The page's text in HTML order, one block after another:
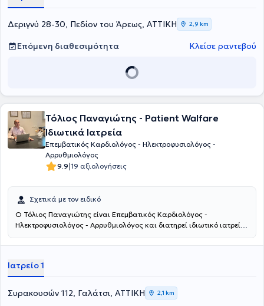
υποστήριξης της ζωής και αυτόματου εξωτερικού απινιδωτή ERC
(BLS/AED) και εξειδικευμένης υποστήριξης της ζωής ERC (ALS).
Τέλος, στο ενεργητικό του ο γιατρός έχει πολλές επιστημονικές
Δεριγνύ 28-30, Πεδίον του Άρεως, ΑΤΤΙΚΗ 2,9 km
Επόμενη διαθεσιμότητα Κλείσε ραντεβού
Τόλιος Παναγιώτης - Patient Walfare
Ιδιωτικά Ιατρεία
Επεμβατικός Καρδιολόγος - Ηλεκτροφυσιολόγος -
Αρρυθμιολόγος
9.9|19 αξιολογήσεις
Σχετικά με τον ειδικό
Ο Τόλιος Παναγιώτης είναι Επεμβατικός Καρδιολόγος -
Ηλεκτροφυσιολόγος - Αρρυθμιολόγος και διατηρεί ιδιωτικό ιατρείο
"Γ.Γεννηματάς". Είναι πτυχιούχος της Ιατρικής Σχολής του Universita
Καρδιολογία στο Γενικό Νοσοκομείο Αθηνών "Ελπίς" και στην
Ηλεκτροφυσιολογία στο Γενικό Νοσοκομείο Αθηνών "Ιπποκράτειο".
Στο ιδιωτικό του ιατρείο πραγματοποιεί υπηρεσίες όπως triplex
καρδιάς, ηλεκτροκαρδιογράφημα, έλεγχο βηματοδοτών -
Ιατρείο 1
Συρακουσών 112, Γαλάτσι, ΑΤΤΙΚΗ 2,1 km